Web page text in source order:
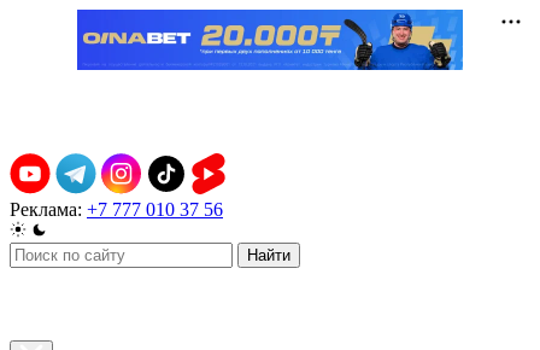
Реклама: +7 777 010 37 56
Найти